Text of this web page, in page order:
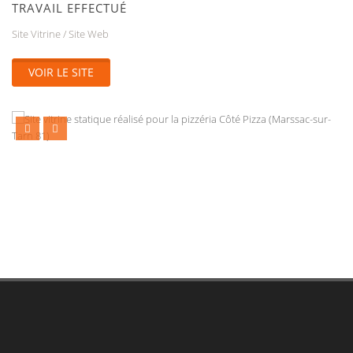
TRAVAIL EFFECTUÉ
Site Vitrine / Site Web
VOIR LE SITE
Decentralized wallet and DeFi gateway for Solana tokens -Open
Ia600905 - Securely manage assets and swap tokens on-chain.